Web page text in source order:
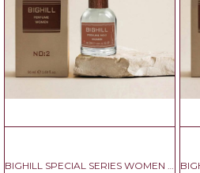
BIGHILL SPECIAL SERIES WOMEN NO:2